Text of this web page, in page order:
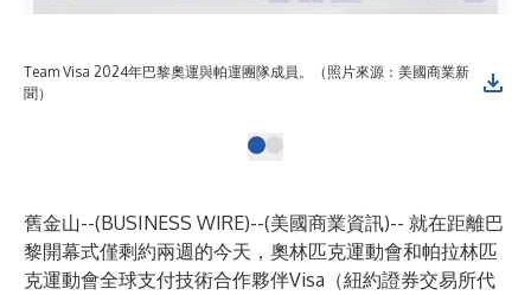
Team Visa 2024年巴黎奧運與帕運團隊成員。（照片來源：美國商業新
聞）
舊金山--(BUSINESS WIRE)--(美國商業資訊)-- 就在距離巴
黎開幕式僅剩約兩週的今天，奧林匹克運動會和帕拉林匹
克運動會全球支付技術合作夥伴Visa（紐約證券交易所代